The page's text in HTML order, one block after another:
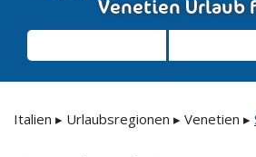
Venetien Urlaub
Italien ▸ Urlaubsregionen ▸ Venetien ▸